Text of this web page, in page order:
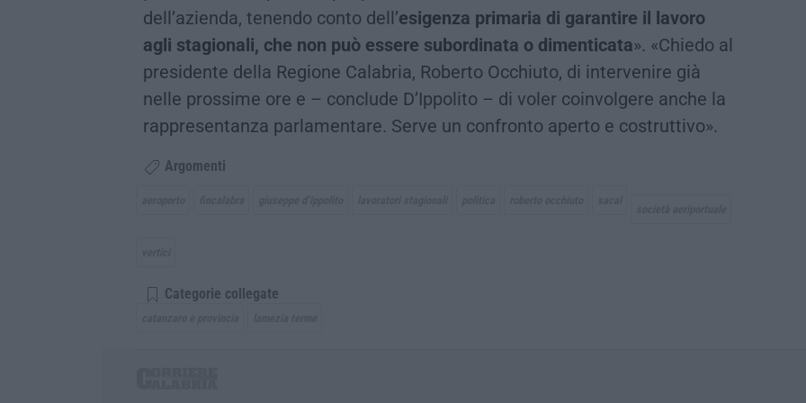
dell’azienda, tenendo conto dell’esigenza primaria di garantire il lavoro
agli stagionali, che non può essere subordinata o dimenticata». «Chiedo al
presidente della Regione Calabria, Roberto Occhiuto, di intervenire già
nelle prossime ore e – conclude D’Ippolito – di voler coinvolgere anche la
rappresentanza parlamentare. Serve un confronto aperto e costruttivo».
Argomenti
Categorie collegate